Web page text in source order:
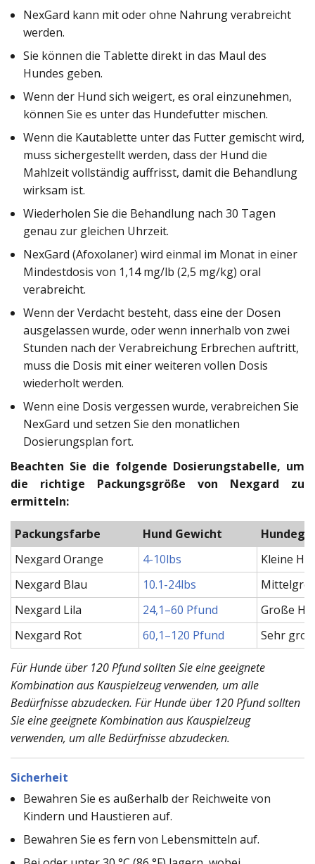
NexGard kann mit oder ohne Nahrung verabreicht
werden.
Sie können die Tablette direkt in das Maul des
Hundes geben.
Wenn der Hund sich weigert, es oral einzunehmen,
können Sie es unter das Hundefutter mischen.
Wenn die Kautablette unter das Futter gemischt wird,
muss sichergestellt werden, dass der Hund die
Mahlzeit vollständig auffrisst, damit die Behandlung
wirksam ist.
Wiederholen Sie die Behandlung nach 30 Tagen
genau zur gleichen Uhrzeit.
NexGard (Afoxolaner) wird einmal im Monat in einer
Mindestdosis von 1,14 mg/lb (2,5 mg/kg) oral
verabreicht.
Wenn der Verdacht besteht, dass eine der Dosen
ausgelassen wurde, oder wenn innerhalb von zwei
Stunden nach der Verabreichung Erbrechen auftritt,
muss die Dosis mit einer weiteren vollen Dosis
wiederholt werden.
Wenn eine Dosis vergessen wurde, verabreichen Sie
NexGard und setzen Sie den monatlichen
Dosierungsplan fort.
Beachten Sie die folgende Dosierungstabelle, um
die richtige Packungsgröße von Nexgard zu
ermitteln:
Packungsfarbe Hund Gewicht
Nexgard Orange
4-10lbs
Kleine
Nexgard Blau
10.1-24lbs
Nexgard Lila
24,1–60 Pfund
Große
Nexgard Rot
60,1–120 Pfund Sehr
Für Hunde über 120 Pfund sollten Sie eine geeignete
Kombination aus Kauspielzeug verwenden, um alle
Bedürfnisse abzudecken. Für Hunde über 120 Pfund sollten
Sie eine geeignete Kombination aus Kauspielzeug
verwenden, um alle Bedürfnisse abzudecken.
Sicherheit
Bewahren Sie es außerhalb der Reichweite von
Kindern und Haustieren auf.
Bewahren Sie es fern von Lebensmitteln auf.